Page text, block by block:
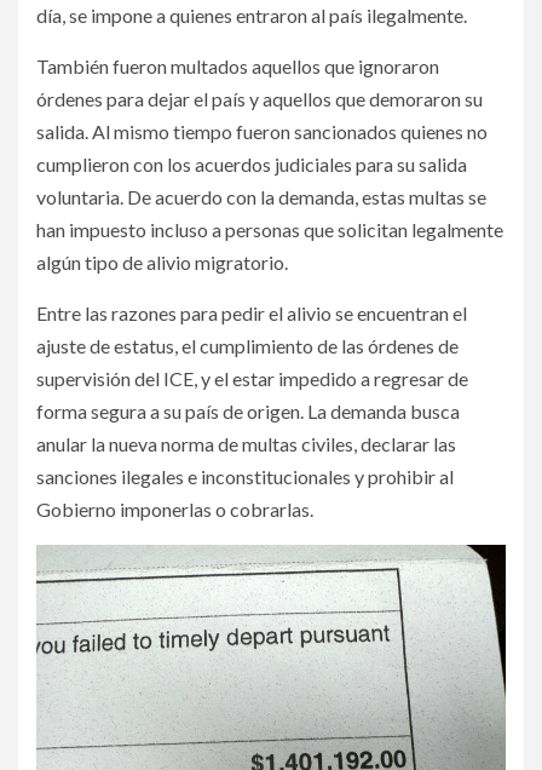
día, se impone a quienes entraron al país ilegalmente.
También fueron multados aquellos que ignoraron
órdenes para dejar el país y aquellos que demoraron su
salida. Al mismo tiempo fueron sancionados quienes no
cumplieron con los acuerdos judiciales para su salida
voluntaria. De acuerdo con la demanda, estas multas se
han impuesto incluso a personas que solicitan legalmente
algún tipo de alivio migratorio.
Entre las razones para pedir el alivio se encuentran el
ajuste de estatus, el cumplimiento de las órdenes de
supervisión del ICE, y el estar impedido a regresar de
forma segura a su país de origen. La demanda busca
anular la nueva norma de multas civiles, declarar las
sanciones ilegales e inconstitucionales y prohibir al
Gobierno imponerlas o cobrarlas.